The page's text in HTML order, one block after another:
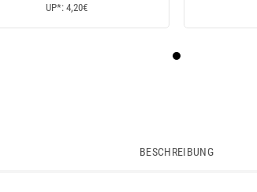
UP*: 4,20€
BESCHREIBUNG